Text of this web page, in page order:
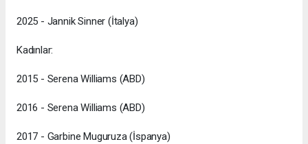
2025 - Jannik Sinner (İtalya)
Kadınlar:
2015 - Serena Williams (ABD)
2016 - Serena Williams (ABD)
2017 - Garbine Muguruza (İspanya)